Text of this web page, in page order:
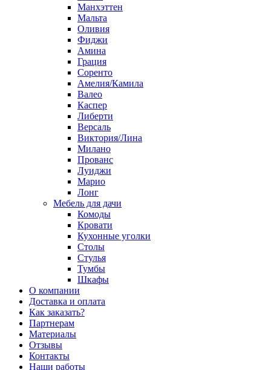
Манхэттен
Мальта
Оливия
Фиджи
Амина
Грация
Соренто
Амелия/Камила
Валео
Каспер
Либерти
Версаль
Виктория/Лина
Милано
Прованс
Луиджи
Марио
Лонг
Мебель для дачи
Комоды
Кровати
Кухонные уголки
Столы
Стулья
Тумбы
Шкафы
О компании
Доставка и оплата
Как заказать?
Партнерам
Материалы
Отзывы
Контакты
Наши работы